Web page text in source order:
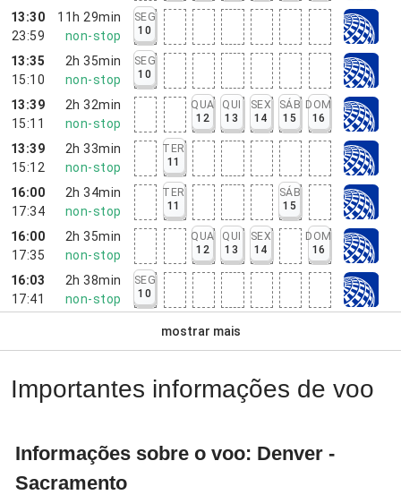
13:30
23:59
11h 29min
non-stop
SEG
10
13:35
15:10
2h 35min
non-stop
SEG
10
13:39
15:11
2h 32min
non-stop
QUA
12
QUI
13
SEX
14
SÁB
15
DOM
16
13:39
15:12
2h 33min
non-stop
TER
11
16:00
17:34
2h 34min
non-stop
TER
11
SÁB
15
16:00
17:35
2h 35min
non-stop
QUA
12
QUI
13
SEX
14
DOM
16
16:03
17:41
2h 38min
non-stop
SEG
10
mostrar mais
Importantes informações de voo
Informações sobre o voo: Denver -
Sacramento